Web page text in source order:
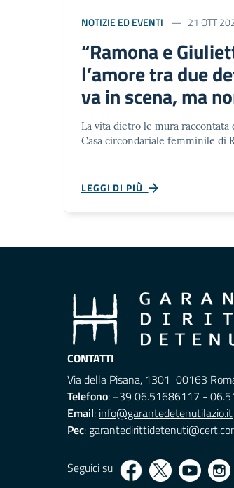
NOTIZIE ED EVENTI 21 OTT
“Ramona e
l’amore tra due
va in scena, ma
La vita dietro le mura raccontata
Casa circondariale femminile di
LEGGI DI PIÙ
CONTATTI
Via della Pisana, 1301 00163
Telefono: +39 06.51686117 -
Email: info@garantedetenutilazio.it
Pec:
Seguici su